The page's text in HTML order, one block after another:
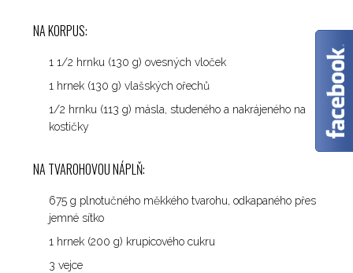
NA KORPUS:
1 1/2 hrnku (130 g) ovesných vloček
1 hrnek (130 g) vlašských ořechů
1/2 hrnku (113 g) másla, studeného a nakrájeného na
kostičky
NA TVAROHOVOU NÁPLŇ:
675 g plnotučného měkkého tvarohu, odkapaného přes
jemné sítko
1 hrnek (200 g) krupicového cukru
3 vejce